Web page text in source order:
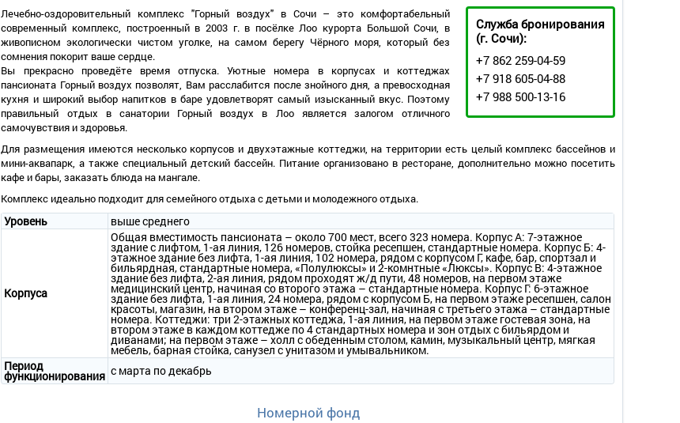
Служба бронирования
(г. Сочи):
+7 862 259-04-59
+7 918 605-04-88
+7 988 500-13-16
Лечебно-оздоровительный комплекс "Горный воздух" в Сочи – это комфортабельный
современный комплекс, построенный в 2003 г. в посёлке Лоо курорта Большой Сочи, в
живописном экологически чистом уголке, на самом берегу Чёрного моря, который без
сомнения покорит ваше сердце.
Вы прекрасно проведёте время отпуска. Уютные номера в корпусах и коттеджах
пансионата Горный воздух позволят, Вам расслабится после знойного дня, а превосходная
кухня и широкий выбор напитков в баре удовлетворят самый изысканный вкус. Поэтому
правильный отдых в санаторииГорный воздух в Лоо является залогом отличного
самочувствия и здоровья.
Для размещения имеются несколько корпусов и двухэтажные коттеджи, на территории есть целый комплекс бассейнов и
мини-аквапарк, а также специальный детский бассейн. Питание организовано в ресторане, дополнительно можно посетить
кафе и бары, заказать блюда на мангале.
Комплекс идеально подходит для семейного отдыха с детьми и молодежного отдыха.
Уровень выше среднего
Корпуса
Общая вместимость пансионата – около 700 мест, всего 323 номера. Корпус А: 7-этажное
здание с лифтом, 1-ая линия, 126 номеров, стойка ресепшен, стандартные номера. Корпус Б: 4-
этажное здание без лифта, 1-ая линия, 102 номера, рядом с корпусом Г, кафе, бар, спортзал и
бильярдная, стандартные номера, «Полулюксы» и 2-комнтные «Люксы». Корпус В: 4-этажное
здание без лифта, 2-ая линия, рядом проходят ж/д пути, 48 номеров, на первом этаже
медицинский центр, начиная со второго этажа – стандартные номера. Корпус Г: 6-этажное
здание без лифта, 1-ая линия, 24 номера, рядом с корпусом Б, на первом этаже ресепшен, салон
красоты, магазин, на втором этаже – конференц-зал, начиная с третьего этажа – стандартные
номера. Коттеджи: три 2-этажных коттеджа, 1-ая линия, на первом этаже гостевая зона, на
втором этаже в каждом коттедже по 4 стандартных номера и зон отдых с бильярдом и
диванами; на первом этаже – холл с обеденным столом, камин, музыкальный центр, мягкая
мебель, барная стойка, санузел с унитазом и умывальником.
Период
функционирования с марта по декабрь
Номерной фонд